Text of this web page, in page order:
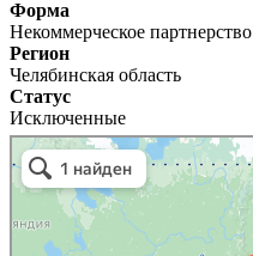
Форма
Некоммерческое партнерство
Регион
Челябинская область
Статус
Исключенные